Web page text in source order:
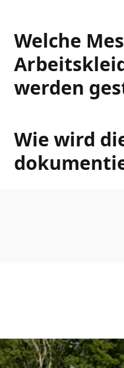
Welche
werden
Wie wird